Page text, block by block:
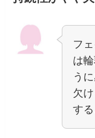
フ
は
う
欠
す